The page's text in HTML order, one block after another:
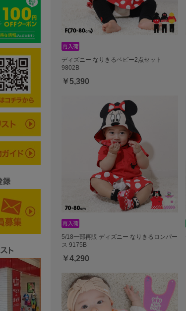
ディズニー なりきるベビー2点セット
9802B
￥5,390
5/18一部再販 ディズニー なりきるロンパー
ス 9175B
￥4,290